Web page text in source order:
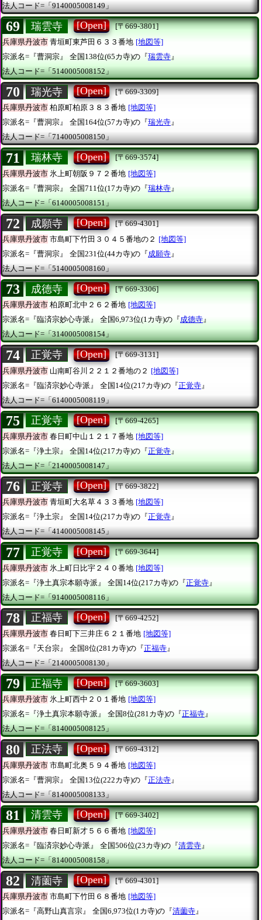
法人コード=「9140005008149」
69 瑞雲寺 [Open]
[〒669-3801]
兵庫県丹波市 青垣町東芦田６３３番地 [地図等]
宗派名=『曹洞宗』
全国138位(65カ寺)の『瑞雲寺』
法人コード=「5140005008152」
70 瑞光寺 [Open]
[〒669-3309]
兵庫県丹波市 柏原町柏原３８３番地 [地図等]
宗派名=『曹洞宗』
全国164位(57カ寺)の『瑞光寺』
法人コード=「7140005008150」
71 瑞林寺 [Open]
[〒669-3574]
兵庫県丹波市 氷上町朝阪９７２番地 [地図等]
宗派名=『曹洞宗』
全国711位(17カ寺)の『瑞林寺 』
法人コード=「6140005008151」
72 成願寺 [Open]
[〒669-4301]
兵庫県丹波市 市島町下竹田３０４５番地の２ [地図等]
宗派名=『曹洞宗』
全国231位(44カ寺)の『成願寺』
法人コード=「5140005008160」
73 成德寺 [Open]
[〒669-3306]
兵庫県丹波市 柏原町北中２６２番地 [地図等]
宗派名=『臨済宗妙心寺派』
全国6,973位(1カ寺)の『成德寺』
法人コード=「3140005008154」
74 正覚寺 [Open]
[〒669-3131]
兵庫県丹波市 山南町谷川２２１２番地の２ [地図等]
宗派名=『臨済宗妙心寺派』
全国14位(217カ寺)の『正覚寺 』
法人コード=「6140005008119」
75 正覚寺 [Open]
[〒669-4265]
兵庫県丹波市 春日町中山１２１７番地 [地図等]
宗派名=『浄土宗』
全国14位(217カ寺)の『正覚寺 』
法人コード=「2140005008147」
76 正覚寺 [Open]
[〒669-3822]
兵庫県丹波市 青垣町大名草４３３番地 [地図等]
宗派名=『浄土宗』
全国14位(217カ寺)の『正覚寺』
法人コード=「4140005008145」
77 正覚寺 [Open]
[〒669-3644]
兵庫県丹波市 氷上町日比宇２４０番地 [地図等]
宗派名=『浄土真宗本願寺派』
全国14位(217カ寺)の『正覚寺 』
法人コード=「9140005008116」
78 正福寺 [Open]
[〒669-4252]
兵庫県丹波市 春日町下三井庄６２１番地 [地図等]
宗派名=『天台宗』
全国8位(281カ寺)の『正福寺 』
法人コード=「2140005008130」
79 正福寺 [Open]
[〒669-3603]
兵庫県丹波市 氷上町西中２０１番地 [地図等]
宗派名=『浄土真宗本願寺派』
全国8位(281カ寺)の『正福寺』
法人コード=「8140005008125」
80 正法寺 [Open]
[〒669-4312]
兵庫県丹波市 市島町北奥５９４番地 [地図等]
宗派名=『曹洞宗』
全国13位(222カ寺)の『正法寺 』
法人コード=「8140005008133」
81 清雲寺 [Open]
[〒669-3402]
兵庫県丹波市 春日町新才５６６番地 [地図等]
宗派名=『臨済宗妙心寺派』
全国506位(23カ寺)の『清雲寺 』
法人コード=「8140005008158」
82 清薗寺 [Open]
[〒669-4301]
兵庫県丹波市 市島町下竹田６８番地 [地図等]
宗派名=『高野山真言宗』
全国6,973位(1カ寺)の『清薗寺』